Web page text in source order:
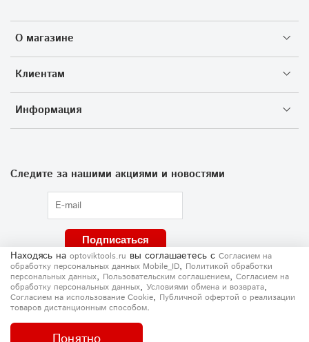
О магазине
Клиентам
Информация
Следите за нашими акциями и новостями
Подписаться
Находясь на optoviktools.ru вы соглашаетесь с Согласием на
обработку персональных данных Mobile_ID, Политикой обработки
персональных данных, Пользовательским соглашением, Согласием на
обработку персональных данных, Условиями обмена и возврата,
Согласием на использование Сookie, Публичной офертой о реализации
товаров дистанционным способом.